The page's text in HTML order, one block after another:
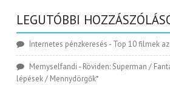
LEGUTÓBBI
Internetes pénzkeresés - Top 10 filmek
Memyselfandi - Röviden: Superman /
lépések / Mennydörgők*